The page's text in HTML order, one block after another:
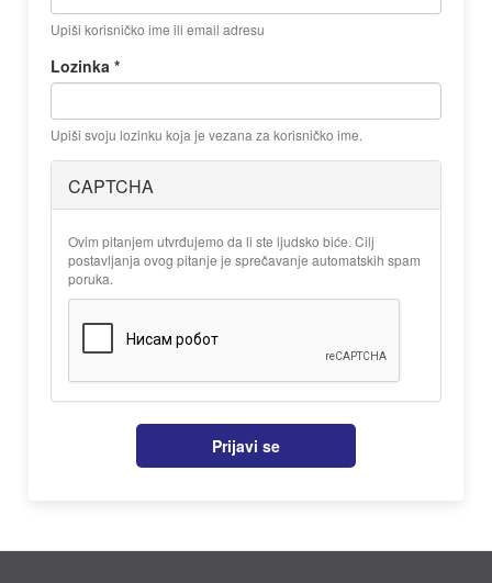
Upiši korisničko ime ili email adresu
Lozinka*
Upiši svoju lozinku koja je vezana za korisničko ime.
CAPTCHA
Ovim pitanjem utvrđujemo da li ste ljudsko biće. Cilj
postavljanja ovog pitanje je sprečavanje automatskih spam
poruka.
Prijavi se